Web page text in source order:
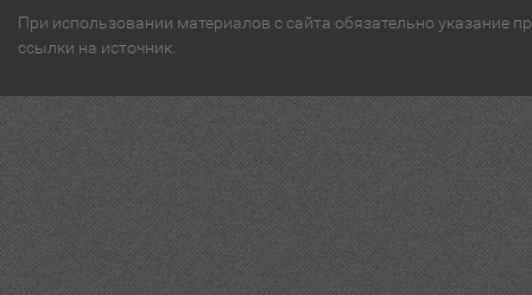
При использовании материалов с сайта обязательно указание
ссылки на источник.